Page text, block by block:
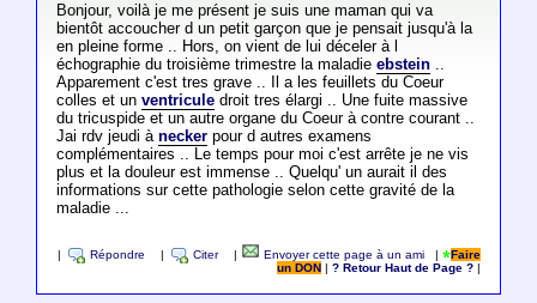
Bonjour, voilà je me présent je suis une maman qui va
bientôt accoucher d un petit garçon que je pensait jusqu'à la
en pleine forme .. Hors, on vient de lui déceler à l
échographie du troisième trimestre la maladie ebstein..
Apparement c'est tres grave .. Il a les feuillets du Coeur
colles et un ventriculedroit tres élargi .. Une fuite massive
du tricuspide et un autre organe du Coeur à contre courant ..
Jai rdv jeudi à neckerpour d autres examens
complémentaires .. Le temps pour moi c'est arrête je ne vis
plus et la douleur est immense .. Quelqu' un aurait il des
informations sur cette pathologie selon cette gravité de la
maladie ...
Répondre Citer Envoyer cette page à un ami |
Faire
un DON
|? Retour Haut de Page ?